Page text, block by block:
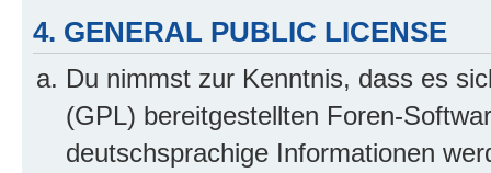
4. GENERAL PUBLIC LICENSE
Du nimmst zur Kenntnis, dass es
(GPL) bereitgestellten Foren-
deutschsprachige Informationen